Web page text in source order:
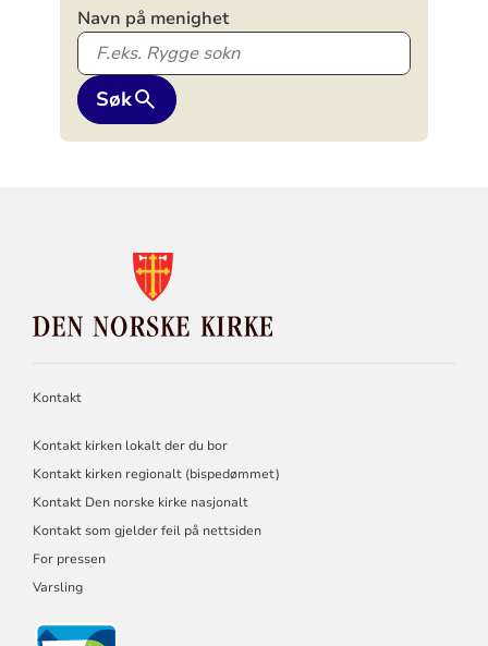
Navn på menighet
Søk
NORSKE
KIRKE
Kontakt
Kontakt kirken lokalt der du bor
Kontakt kirken regionalt (bispedømmet)
Kontakt Den norske kirke nasjonalt
Kontakt som gjelder feil på nettsiden
For pressen
Varsling